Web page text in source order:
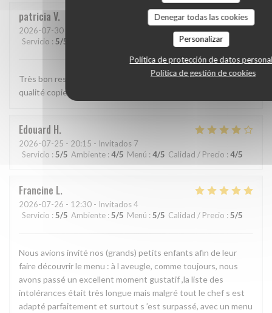
Denegar todas las cookies
Personalizar
Política de protección de datos
Política de gestión de cookies
patricia V
2026-07-30
Servicio : 5/5 Calidad / Precio
Très bon restaurant, bon accueil, service rapide, plats de
qualité copieux et bien présentés.
Edouard H
2026-07-25 - 20:15 - Invitados 7
Servicio : 5/5 Ambiente : 4/5 Menú : 4/5 Calidad / Precio : 4/5
Francine L
2026-07-26 - 12:30 - Invitados 4
Servicio : 5/5 Ambiente : 5/5 Menú : 5/5 Calidad / Precio : 5/5
Nous avions invité nos (grands) petits enfants afin de leur
faire découvrir le menu : à l aveugle, comme toujours, nous
avons passé un excellent moment gustatif ,la liste des
intolérances était très longue mais malgré tout le chef s est
adapté parfaitement et surtout s ’est surpassé, avec un menu